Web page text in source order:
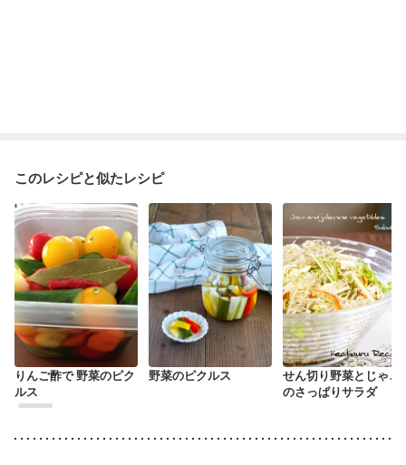
このレシピと似たレシピ
りんご酢で 野菜のピク
ルス
野菜のピクルス
せん切り野菜とじゃこ
のさっぱりサラダ